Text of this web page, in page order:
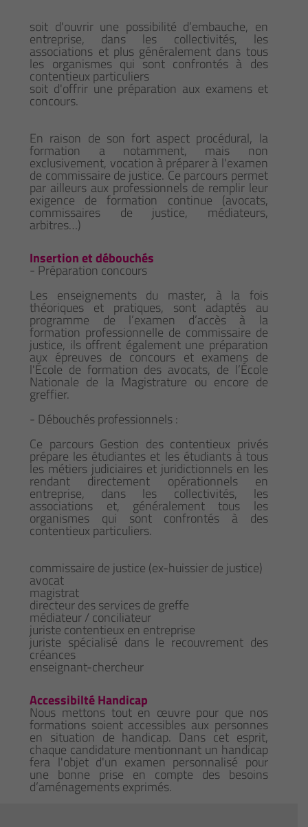
soit d'ouvrir une possibilité d’embauche, en
entreprise, dans les collectivités, les
associations et plus généralement dans tous
les organismes qui sont confrontés à des
contentieux particuliers
soit d'offrir une préparation aux examens et
concours.
En raison de son fort aspect procédural, la
formation a notamment, mais non
exclusivement, vocation à préparer à l'examen
de commissaire de justice. Ce parcours permet
par ailleurs aux professionnels de remplir leur
exigence de formation continue (avocats,
commissaires de justice, médiateurs,
arbitres…)
Insertion et débouchés
- Préparation concours
Les enseignements du master, à la fois
théoriques et pratiques, sont adaptés au
programme de l’examen d’accès à la
formation professionnelle de commissaire de
justice, ils offrent également une préparation
aux épreuves de concours et examens de
l'École de formation des avocats, de l’École
Nationale de la Magistrature ou encore de
greffier.
- Débouchés professionnels :
Ce parcours Gestion des contentieux privés
prépare les étudiantes et les étudiants à tous
les métiers judiciaires et juridictionnels en les
rendant directement opérationnels en
entreprise, dans les collectivités, les
associations et, généralement tous les
organismes qui sont confrontés à des
contentieux particuliers.
commissaire de justice (ex-huissier de justice)
avocat
magistrat
directeur des services de greffe
médiateur / conciliateur
juriste contentieux en entreprise
juriste spécialisé dans le recouvrement des
créances
enseignant-chercheur
Accessibilté Handicap
Nous mettons tout en œuvre pour que nos
formations soient accessibles aux personnes
en situation de handicap. Dans cet esprit,
chaque candidature mentionnant un handicap
fera l'objet d'un examen personnalisé pour
une bonne prise en compte des besoins
d’aménagements exprimés.